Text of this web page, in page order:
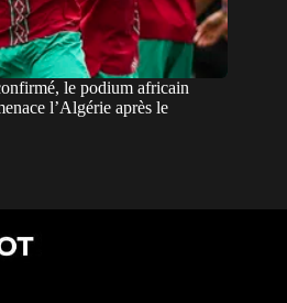
le podium africain
l’Algérie après le